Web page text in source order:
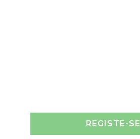
REGISTE-SE